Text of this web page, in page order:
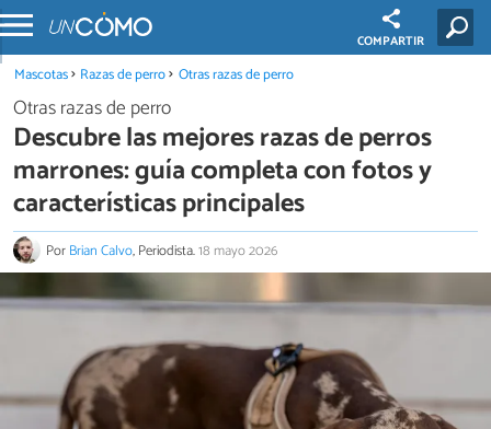
COMPARTIR
Mascotas Razas de perro Otras razas de perro
Otras razas de perro
Descubre las mejores razas de perros
marrones: guía completa con fotos y
características principales
PorBrian Calvo, Periodista.18 mayo 2026